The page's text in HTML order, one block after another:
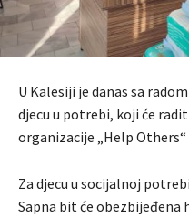
U Kalesiji je danas sa
djecu u potrebi, koji će
organizacije „Help Others“
Za djecu u socijalnoj
Sapna bit će obezbijeđena